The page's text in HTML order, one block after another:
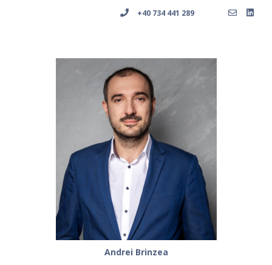
+40 734 441 289
Andrei Brinzea